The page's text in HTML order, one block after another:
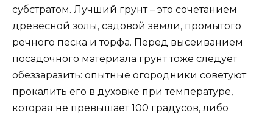
субстратом. Лучший грунт – это сочетанием
древесной золы, садовой земли, промытого
речного песка и торфа. Перед высеиванием
посадочного материала грунт тоже следует
обеззаразить: опытные огородники советуют
прокалить его в духовке при температуре,
которая не превышает 100 градусов, либо